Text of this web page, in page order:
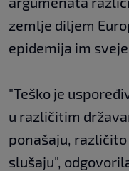
zemlje diljem
epidemija im
"Teško je
u različitim
ponašaju,
slušaju",